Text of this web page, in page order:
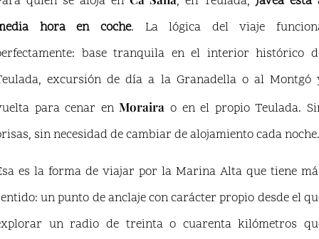
hora en coche. La lógica del viaje
base tranquila en el interior histórico
excursión de día a la Granadella o al Montgó
para cenar enMoraira o en el propio Teulada.
sin necesidad de cambiar de alojamiento cada noche.
es la forma de viajar por la Marina Alta que tiene
un punto de anclaje con carácter propio desde el
un radio de treinta o cuarenta kilómetros